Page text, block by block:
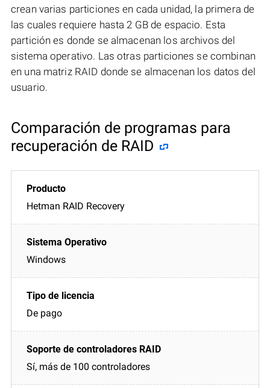
crean varias particiones en cada unidad, la primera de
las cuales requiere hasta 2 GB de espacio. Esta
partición es donde se almacenan los archivos del
sistema operativo. Las otras particiones se combinan
en una matriz RAID donde se almacenan los datos del
usuario.
Comparación de programas para
recuperación de RAID
Hetman RAID Recovery
Windows
De pago
Sí, más de 100 controladores